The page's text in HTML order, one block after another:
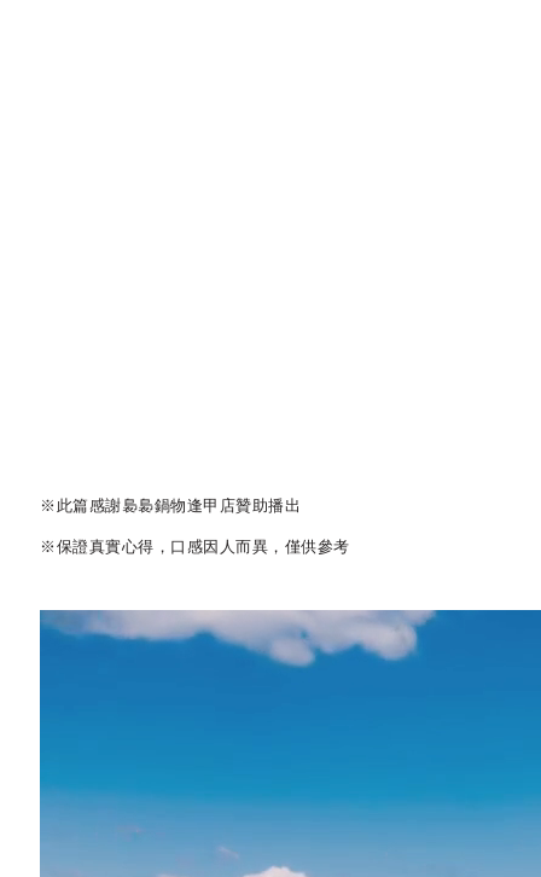
※此篇感謝裊裊鍋物逢甲店贊助播出
※保證真實心得，口感因人而異，僅供參考